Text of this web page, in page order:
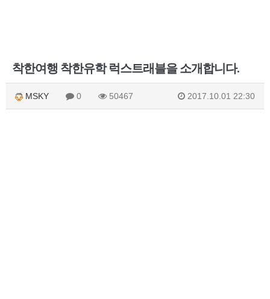
착한여행 착한유학 럭스트래블을 소개합니다.
MSKY 0 50467 2017.10.01 22:30